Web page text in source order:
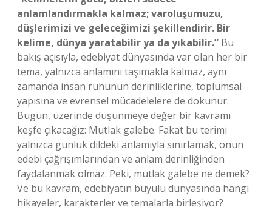
anlamlandırmakla kalmaz; varoluşumuzu,
düşlerimizi ve geleceğimizi şekillendirir. Bir
kelime, dünya yaratabilir ya da yıkabilir.” Bu
bakış açısıyla, edebiyat dünyasında var olan her bir
tema, yalnızca anlamını taşımakla kalmaz, aynı
zamanda insan ruhunun derinliklerine, toplumsal
yapısına ve evrensel mücadelelere de dokunur.
Bugün, üzerinde düşünmeye değer bir kavramı
keşfe çıkacağız: Mutlak galebe. Fakat bu terimi
yalnızca günlük dildeki anlamıyla sınırlamak, onun
edebi çağrışımlarından ve anlam derinliğinden
faydalanmak olmaz. Peki, mutlak galebe ne demek?
Ve bu kavram, edebiyatın büyülü dünyasında hangi
hikayeler, karakterler ve temalarla birleşiyor?